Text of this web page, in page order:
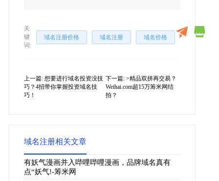
关
键
词:
域名注册价格 域名注册 域名价格
上一篇: 想要进行域名投资没技
巧？4招带你掌握投资域名技
巧！
下一篇: >精品双拼再交易？
Weihai.com超15万筹米网结
拍？
域名注册相关文章
有妖气漫画并入哔哩哔哩漫画，品牌域名真有
点“妖气!-筹米网